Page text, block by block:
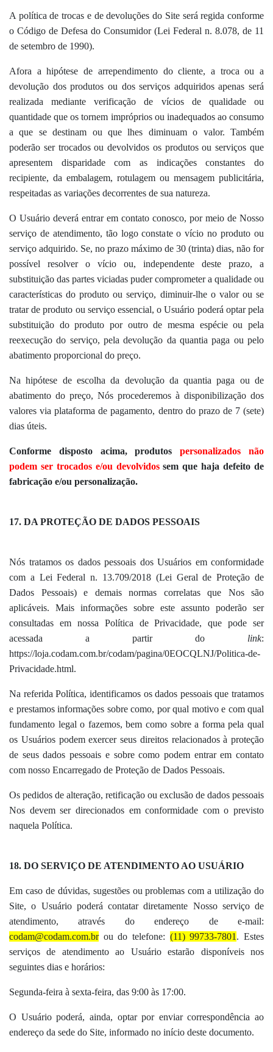
A política de trocas e de devoluções do Site será regida conforme
o Código de Defesa do Consumidor (Lei Federal n. 8.078, de 11
de setembro de 1990).
Afora a hipótese de arrependimento do cliente, a troca ou a
devolução dos produtos ou dos serviços adquiridos apenas será
realizada mediante verificação de vícios de qualidade ou
quantidade que os tornem impróprios ou inadequados ao consumo
a que se destinam ou que lhes diminuam o valor. Também
poderão ser trocados ou devolvidos os produtos ou serviços que
apresentem disparidade com as indicações constantes do
recipiente, da embalagem, rotulagem ou mensagem publicitária,
respeitadas as variações decorrentes de sua natureza.
O Usuário deverá entrar em contato conosco, por meio de Nosso
serviço de atendimento, tão logo constate o vício no produto ou
serviço adquirido. Se, no prazo máximo de 30 (trinta) dias, não for
possível resolver o vício ou, independente deste prazo, a
substituição das partes viciadas puder comprometer a qualidade ou
características do produto ou serviço, diminuir-lhe o valor ou se
tratar de produto ou serviço essencial, o Usuário poderá optar pela
substituição do produto por outro de mesma espécie ou pela
reexecução do serviço, pela devolução da quantia paga ou pelo
abatimento proporcional do preço.
Na hipótese de escolha da devolução da quantia paga ou de
abatimento do preço, Nós procederemos à disponibilização dos
valores via plataforma de pagamento, dentro do prazo de 7 (sete)
dias úteis.
Conforme disposto acima, produtospersonalizados não
podem ser trocados e/ou devolvidossem que haja defeito de
fabricação e/ou personalização.
17. DA PROTEÇÃO DE DADOS PESSOAIS
Nós tratamos os dados pessoais dos Usuários em conformidade
com a Lei Federal n. 13.709/2018 (Lei Geral de Proteção de
Dados Pessoais) e demais normas correlatas que Nos são
aplicáveis. Mais informações sobre este assunto poderão ser
consultadas em nossa Política de Privacidade, que pode ser
acessada a partir do link:
https://loja.codam.com.br/codam/pagina/0EOCQLNJ/Politica-de-
Privacidade.html.
Na referida Política, identificamos os dados pessoais que tratamos
e prestamos informações sobre como, por qual motivo e com qual
fundamento legal o fazemos, bem como sobre a forma pela qual
os Usuários podem exercer seus direitos relacionados à proteção
de seus dados pessoais e sobre como podem entrar em contato
com nosso Encarregado de Proteção de Dados Pessoais.
Os pedidos de alteração, retificação ou exclusão de dados pessoais
Nos devem ser direcionados em conformidade com o previsto
naquela Política.
18. DO SERVIÇO DE ATENDIMENTO AO USUÁRIO
Em caso de dúvidas, sugestões ou problemas com a utilização do
Site, o Usuário poderá contatar diretamente Nosso serviço de
atendimento, através do endereço de e-mail:
codam@codam.com.brou do telefone: (11) 99733-7801 . Estes
serviços de atendimento ao Usuário estarão disponíveis nos
seguintes dias e horários:
Segunda-feira à sexta-feira, das 9:00 às 17:00.
O Usuário poderá, ainda, optar por enviar correspondência ao
endereço da sede do Site, informado no início deste documento.